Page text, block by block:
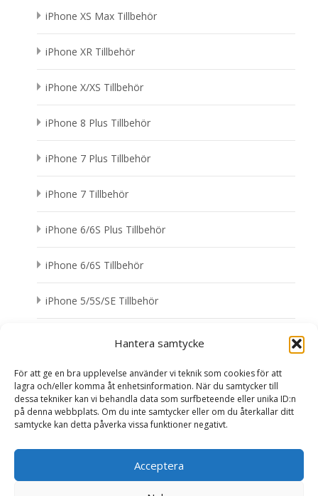
Hantera samtycke
För att ge en bra upplevelse använder vi teknik som cookies för att
lagra och/eller komma åt enhetsinformation. När du samtycker till
dessa tekniker kan vi behandla data som surfbeteende eller unika ID:n
på denna webbplats. Om du inte samtycker eller om du återkallar ditt
samtycke kan detta påverka vissa funktioner negativt.
Acceptera
iPhone XS Max Tillbehör
iPhone XR Tillbehör
iPhone X/XS Tillbehör
iPhone 8 Plus Tillbehör
iPhone 7 Plus Tillbehör
iPhone 7 Tillbehör
iPhone 6/6S Plus Tillbehör
iPhone 6/6S Tillbehör
iPhone 5/5S/SE Tillbehör